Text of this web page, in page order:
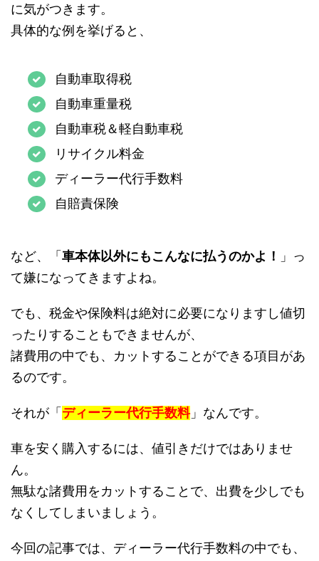
に気がつきます。
具体的な例を挙げると、
自動車取得税
自動車重量税
自動車税＆軽自動車税
リサイクル料金
ディーラー代行手数料
自賠責保険
など、「 車本体以外にもこんなに払うのかよ！
」っ
て嫌になってきますよね。
でも、税金や保険料は絶対に必要になりますし値切
ったりすることもできませんが、
諸費用の中でも、カットすることができる項目があ
るのです。
それが「 ディーラー代行手数料」なんです。
車を安く購入するには、値引きだけではありませ
ん。
無駄な諸費用をカットすることで、出費を少しでも
なくしてしまいましょう。
今回の記事では、ディーラー代行手数料の中でも、